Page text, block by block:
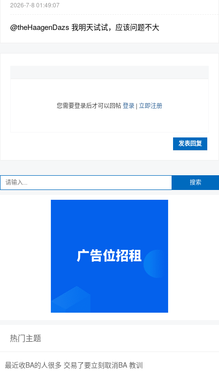
2026-7-8 01:49:07
@theHaagenDazs 我明天试试，应该问题不大
您需要登录后才可以回帖登录 | 立即注册
发表回复
搜索
热门主题
最近收BA的人很多 交易了要立刻取消BA 教训